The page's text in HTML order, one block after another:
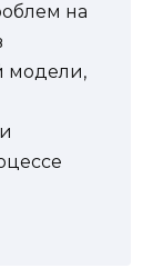
на
модели,